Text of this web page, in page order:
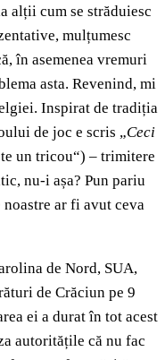
alții cum se străduiesc
mulțumesc
în asemenea vremuri
asta. Revenind, mi
Inspirat de tradiția
de joc e scris „Ceci
un tricou“) – trimitere
nu-i așa? Pun pariu
ar fi avut ceva
de Nord, SUA,
de Crăciun pe 9
ei a durat în tot acest
autoritățile că nu fac